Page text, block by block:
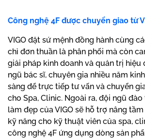
Công nghệ 4F được chuyển giao từ
VIGO đặt sứ mệnh đồng hành cùng
chỉ đơn thuần là phân phối mà còn
giải pháp kinh doanh và quản trị hiệu
ngũ bác sĩ, chuyên gia nhiều năm
sàng để trực tiếp tư vấn và chuyển
cho Spa, Clinic. Ngoài ra, đội ngũ
làm đẹp của VIGO sẽ hỗ trợ nâng
kỹ năng cho kỹ thuật viên của spa,
công nghệ 4F ứng dụng dòng sản